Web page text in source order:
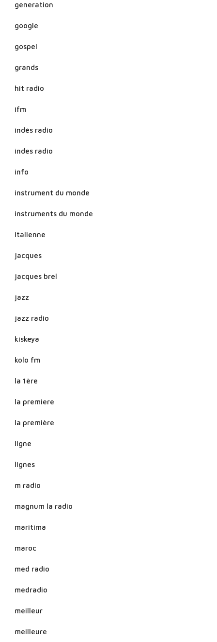
generation
google
gospel
grands
hit radio
ifm
indés radio
indes radio
info
instrument du monde
instruments du monde
italienne
jacques
jacques brel
jazz
jazz radio
kiskeya
kolo fm
la 1ère
la premiere
la première
ligne
lignes
m radio
magnum la radio
maritima
maroc
med radio
medradio
meilleur
meilleure